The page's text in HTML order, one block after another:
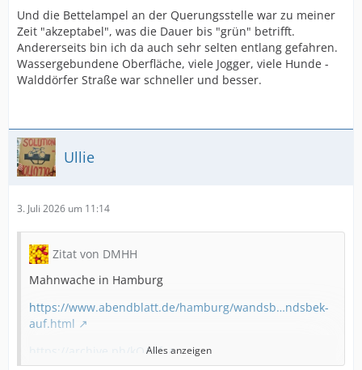
Und die Bettelampel an der Querungsstelle war zu meiner
Zeit "akzeptabel", was die Dauer bis "grün" betrifft.
Andererseits bin ich da auch sehr selten entlang gefahren.
Wassergebundene Oberfläche, viele Jogger, viele Hunde -
Walddörfer Straße war schneller und besser.
Ullie
3. Juli 2026 um 11:14
Zitat von DMHH
Mahnwache in Hamburg
https://www.abendblatt.de/hamburg/wandsb…ndsbek-
auf.html
https://archive.ph/kQASfAlles anzeigen